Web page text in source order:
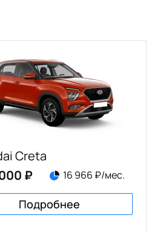
Creta
₽
16 966 ₽/мес.
Подробнее